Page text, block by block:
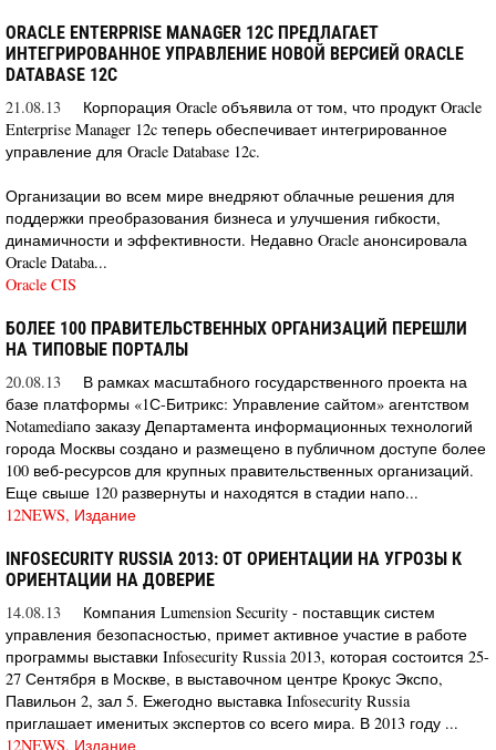
ORACLE ENTERPRISE MANAGER 12C ПРЕДЛАГАЕТ
ИНТЕГРИРОВАННОЕ УПРАВЛЕНИЕ НОВОЙ ВЕРСИЕЙ ORACLE
DATABASE 12C
21.08.13
Корпорация Oracle объявила от том, что продукт Oracle
Enterprise Manager 12c теперь обеспечивает интегрированное
управление для Oracle Database 12c.
Организации во всем мире внедряют облачные решения для
поддержки преобразования бизнеса и улучшения гибкости,
динамичности и эффективности. Недавно Oracle анонсировала
Oracle Databa...
Oracle CIS
БОЛЕЕ 100 ПРАВИТЕЛЬСТВЕННЫХ ОРГАНИЗАЦИЙ ПЕРЕШЛИ
НА ТИПОВЫЕ ПОРТАЛЫ
20.08.13
В рамках масштабного государственного проекта на
базе платформы «1С-Битрикс: Управление сайтом» агентством
Notamediaпо заказу Департамента информационных технологий
города Москвы создано и размещено в публичном доступе более
100 веб-ресурсов для крупных правительственных организаций.
Еще свыше 120 развернуты и находятся в стадии напо...
12NEWS, Издание
INFOSECURITY RUSSIA 2013: ОТ ОРИЕНТАЦИИ НА УГРОЗЫ К
ОРИЕНТАЦИИ НА ДОВЕРИЕ
14.08.13
Компания Lumension Security - поставщик систем
управления безопасностью, примет активное участие в работе
программы выставки Infosecurity Russia 2013, которая состоится 25-
27 Сентября в Москве, в выставочном центре Крокус Экспо,
Павильон 2, зал 5. Ежегодно выставка Infosecurity Russia
приглашает именитых экспертов со всего мира. В 2013 году ...
12NEWS, Издание